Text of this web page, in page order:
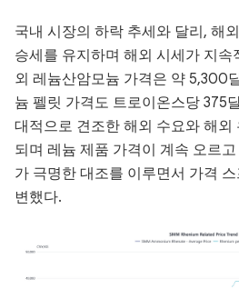
국내 시장의 하락 추세와 달리, 해
승세를 유지하며 해외 시세가 지속
외 레늄산암모늄 가격은 약 5,300
늄 펠릿 가격도 트로이온스당 375
대적으로 견조한 해외 수요와 해외
되며 레늄 제품 가격이 계속 오르
가 극명한 대조를 이루면서 가격
변했다.